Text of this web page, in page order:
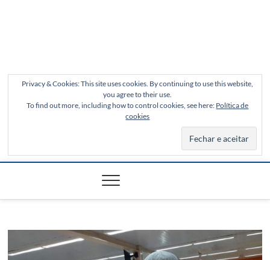
Privacy & Cookies: This site uses cookies. By continuing to use this website,
you agree to their use.
To find out more, including how to control cookies, see here: Política de
cookies